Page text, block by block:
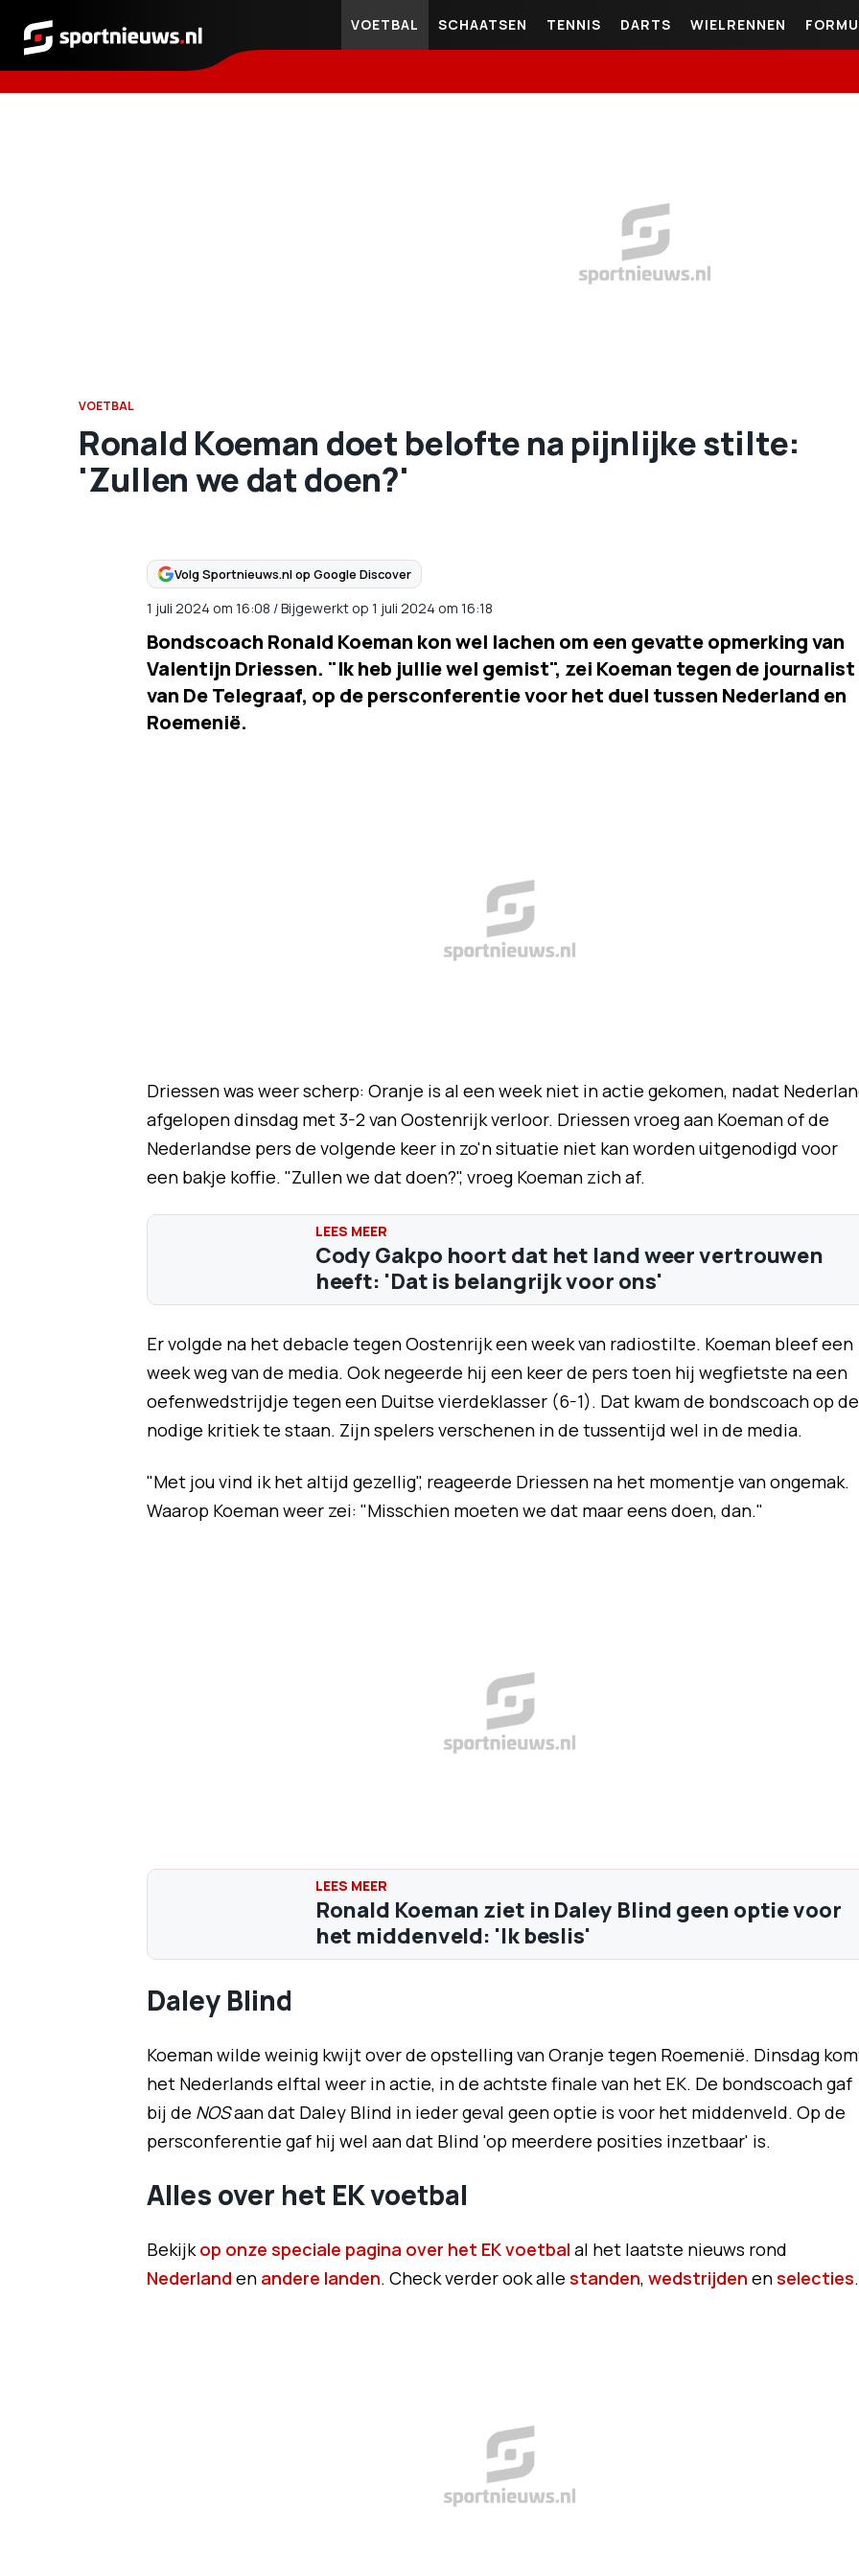
Sportnieuws.nl
VOETBAL SCHAATSEN TENNIS DARTS WIELRENNEN
VOETBAL
Ronald Koeman doet belofte na pijnlijke stilte:
'Zullen we dat doen?'
Volg Sportnieuws.nl op Google Discover
1 juli 2024 om 16:08 /Bijgewerkt op 1 juli 2024 om 16:18
Bondscoach Ronald Koeman kon wel lachen om een gevatte opmerking van
Valentijn Driessen. "Ik heb jullie wel gemist", zei Koeman tegen de journalist
van De Telegraaf, op de persconferentie voor het duel tussen Nederland en
Roemenië.
Driessen was weer scherp: Oranje is al een week niet in actie gekomen, nadat
afgelopen dinsdag met 3-2 van Oostenrijk verloor. Driessen vroeg aan Koeman of de
Nederlandse pers de volgende keer in zo'n situatie niet kan worden uitgenodigd voor
een bakje koffie. "Zullen we dat doen?", vroeg Koeman zich af.
Cody Gakpo hoort dat het land weer vertrouwen
heeft: 'Dat is belangrijk voor ons'
Er volgde na het debacle tegen Oostenrijk een week van radiostilte. Koeman bleef een
week weg van de media. Ook negeerde hij een keer de pers toen hij wegfietste na een
oefenwedstrijdje tegen een Duitse vierdeklasser (6-1). Dat kwam de bondscoach op de
nodige kritiek te staan. Zijn spelers verschenen in de tussentijd wel in de media.
"Met jou vind ik het altijd gezellig", reageerde Driessen na het momentje van ongemak.
Waarop Koeman weer zei: "Misschien moeten we dat maar eens doen, dan."
Ronald Koeman ziet in Daley Blind geen optie voor
het middenveld: 'Ik beslis'
Daley Blind
Koeman wilde weinig kwijt over de opstelling van Oranje tegen Roemenië. Dinsdag
het Nederlands elftal weer in actie, in de achtste finale van het EK. De bondscoach gaf
bij de NOSaan dat Daley Blind in ieder geval geen optie is voor het middenveld. Op de
persconferentie gaf hij wel aan dat Blind 'op meerdere posities inzetbaar' is.
Alles over het EK voetbal
Bekijkop onze speciale pagina over het EK voetbal al het laatste nieuws rond
Nederland en andere landen. Check verder ook alle standen, wedstrijden enselecties.